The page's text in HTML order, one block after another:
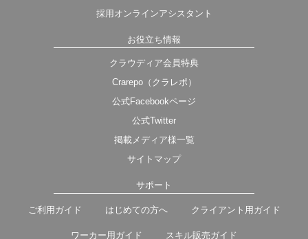
採用オンラインアシスタント
お役立ち情報
クラウディア会員特典
Crarepo（クラレポ）
公式Facebookページ
公式Twitter
掲載メディア様一覧
サイトマップ
サポート
ご利用ガイド はじめての方へ クライアント用ガイド
ワーカー用ガイド スキル販売ガイド